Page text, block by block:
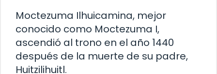
Moctezuma Ilhuicamina, mejor
conocido como Moctezuma I,
ascendió al trono en el año 1440
después de la muerte de su padre,
Huitzilihuitl.